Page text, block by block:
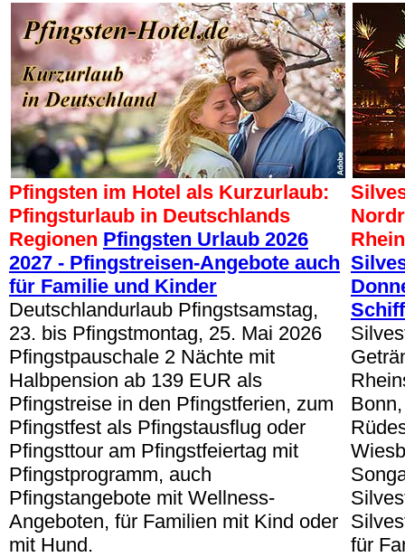
Pfingsten im Hotel als Kurzurlaub:
Pfingsturlaub in Deutschlands
Regionen Pfingsten Urlaub 2026
2027 - Pfingstreisen-Angebote auch
für Familie und Kinder
Deutschlandurlaub Pfingstsamstag,
23. bis Pfingstmontag, 25. Mai 2026
Pfingstpauschale 2 Nächte mit
Halbpension ab 139 EUR als
Pfingstreise in den Pfingstferien, zum
Pfingstfest als Pfingstausflug oder
Pfingsttour am Pfingstfeiertag mit
Pfingstprogramm, auch
Pfingstangebote mit Wellness-
Angeboten, für Familien mit Kind oder
mit Hund.
Schiff
für